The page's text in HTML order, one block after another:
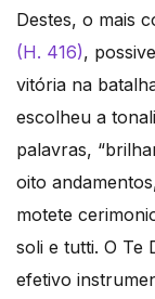
Destes, o mais
(H. 416),
vitória na
escolheu a
palavras,
oito
motete
soli e tutti. O Te
efetivo